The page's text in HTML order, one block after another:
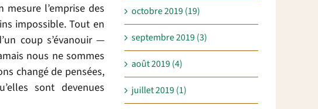
l’emprise des
impossible. Tout en
coup s’évanouir —
nous ne sommes
changé de pensées,
sont devenues
octobre 2019 (19)
septembre 2019 (3)
août 2019 (4)
juillet 2019 (1)